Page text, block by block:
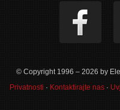
© Copyright 1996 – 2026 by
Privatnosti · Kontaktirajte nas·